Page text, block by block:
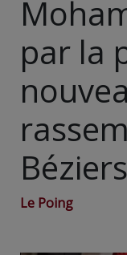
par la
Béziers
Le Poing